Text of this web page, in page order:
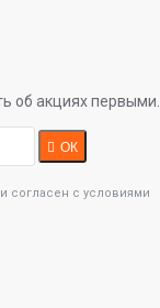
об акциях первыми.
ОК
и согласен с условиями